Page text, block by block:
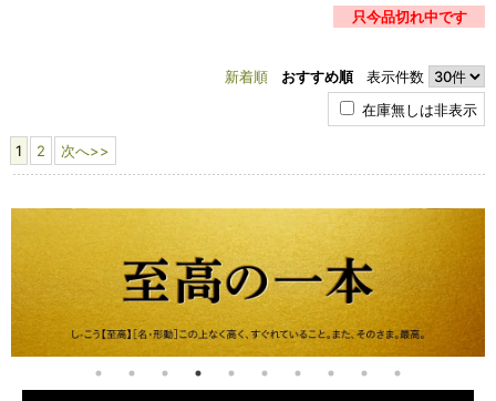
只今品切れ中です
新着順 おすすめ順表示件数
在庫無しは非表示
1 2 次へ>>